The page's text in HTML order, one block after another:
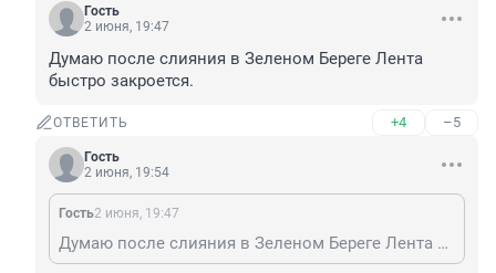
Гость
2 июня, 19:47
Думаю после слияния в Зеленом Береге Лента
быстро закроется.
ОТВЕТИТЬ +4 –5
Гость
2 июня, 19:54
Гость2 июня, 19:47
Думаю после слияния в Зеленом Береге Лента быстро закроется.